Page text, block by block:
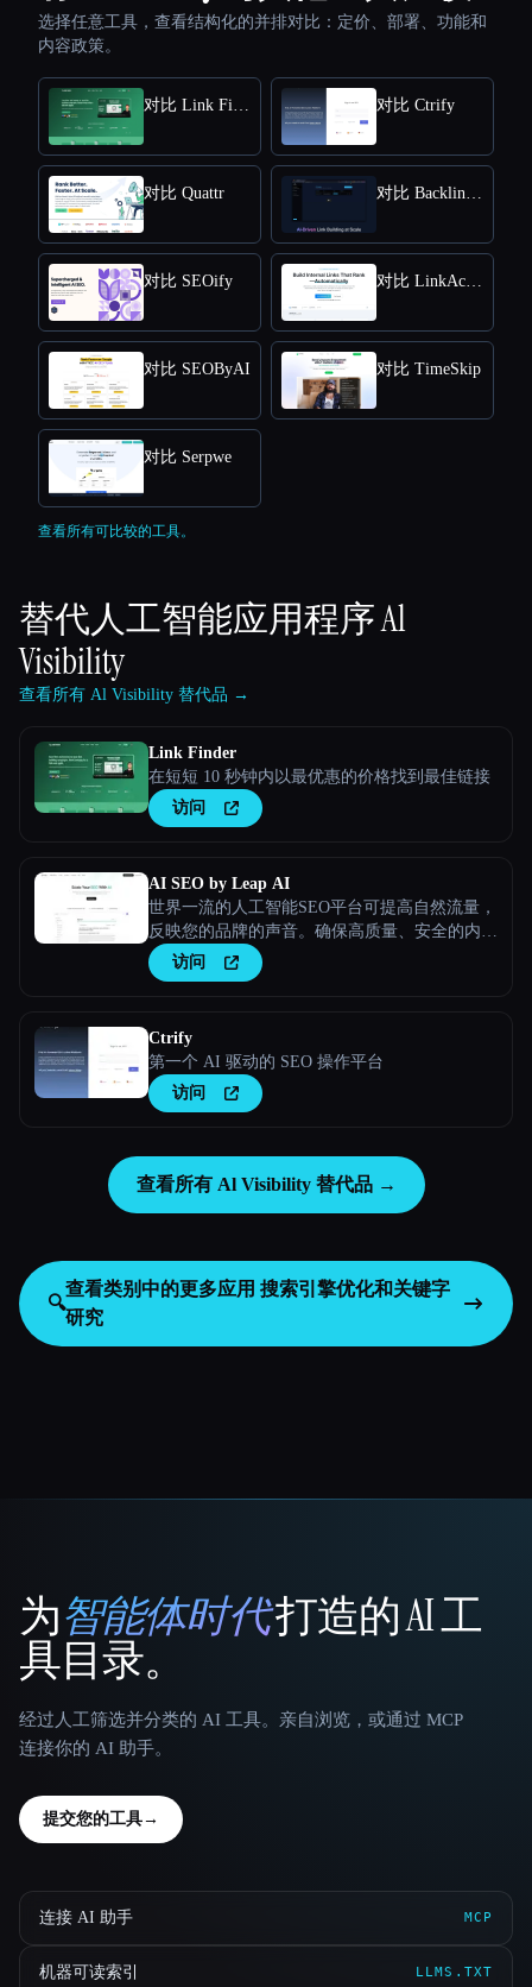
选择任意工具，查看结构化的并排对比：定价、部署、功能和
内容政策。
对比 Link Finder 对比 Ctrify
对比 Quattr 对比 Backlink GPT
对比 SEOify 对比 LinkActions
对比 SEOByAI 对比 TimeSkip
对比 Serpwe
查看所有可比较的工具。
替代人工智能应用程序Al
Visibility
查看所有 Al Visibility 替代品 →
Link Finder
在短短 10 秒钟内以最优惠的价格找到最佳链接
访问
AI SEO by Leap AI
世界一流的人工智能SEO平台可提高自然流量，
反映您的品牌的声音。确保高质量、安全的内容
满足您的所有需求。
访问
Ctrify
第一个 AI 驱动的 SEO 操作平台
访问
查看所有 Al Visibility 替代品 →
🔍
查看类别中的更多应用 搜索引擎优化和关键字
研究
That AI Collection
为智能体时代打造的 AI 工
具目录。
经过人工筛选并分类的 AI 工具。亲自浏览，或通过 MCP
连接你的 AI 助手。
提交您的工具→
连接 AI 助手 MCP
机器可读索引 LLMS.TXT